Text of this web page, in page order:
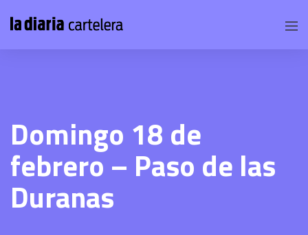
Domingo 18 de
febrero – Paso de las
Duranas